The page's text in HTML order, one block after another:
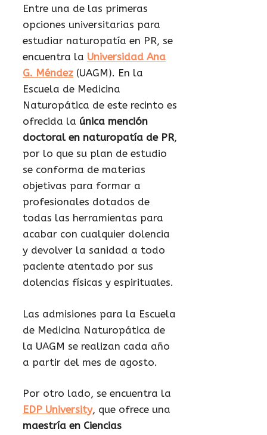
Entre una de las primeras
opciones universitarias para
estudiar naturopatía en PR, se
encuentra la Universidad Ana
G. Méndez (UAGM). En la
Escuela de Medicina
Naturopática de este recinto es
ofrecida la única mención
doctoral en naturopatía de PR,
por lo que su plan de estudio
se conforma de materias
objetivas para formar a
profesionales dotados de
todas las herramientas para
acabar con cualquier dolencia
y devolver la sanidad a todo
paciente atentado por sus
dolencias físicas y espirituales.
Las admisiones para la Escuela
de Medicina Naturopática de
la UAGM se realizan cada año
a partir del mes de agosto.
Por otro lado, se encuentra la
EDP University, que ofrece una
maestría en Ciencias